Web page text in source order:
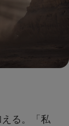
る。「私